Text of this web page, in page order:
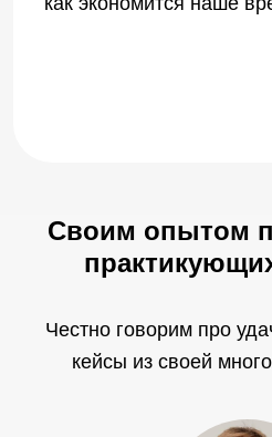
Своим опытом
Честно говорим про
кейсы из своей